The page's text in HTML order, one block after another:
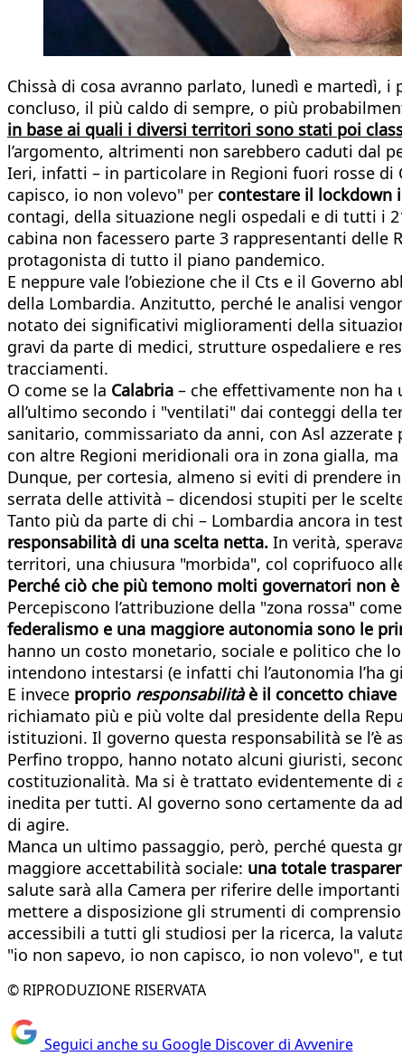
Chissà di cosa avranno parlato, lunedì e martedì,
concluso, il più caldo di sempre, o più
in base ai quali i diversi territori sono stati poi
l’argomento, altrimenti non sarebbero caduti dal
Ieri, infatti – in particolare in Regioni fuori rosse
capisco, io non volevo" per contestare il lockdown
contagi, della situazione negli ospedali e di tutti i
cabina non facessero parte 3 rappresentanti delle
protagonista di tutto il piano pandemico.
E neppure vale l’obiezione che il Cts e il
della Lombardia. Anzitutto, perché le analisi
notato dei significativi miglioramenti della
gravi da parte di medici, strutture ospedaliere e
tracciamenti.
O come se la Calabria – che effettivamente non
all’ultimo secondo i "ventilati" dai conteggi della
sanitario, commissariato da anni, con Asl
con altre Regioni meridionali ora in zona gialla,
Dunque, per cortesia, almeno si eviti di prendere
serrata delle attività – dicendosi stupiti per le
Tanto più da parte di chi – Lombardia ancora in
responsabilità di una scelta netta. In verità,
territori, una chiusura "morbida", col coprifuoco
Perché ciò che più temono molti governatori non
Percepiscono l’attribuzione della "zona rossa"
federalismo e una maggiore autonomia sono le
hanno un costo monetario, sociale e politico che
intendono intestarsi (e infatti chi l’autonomia l’ha
E invece proprio responsabilitàè il concetto
richiamato più e più volte dal presidente della
istituzioni. Il governo questa responsabilità se l’è
Perfino troppo, hanno notato alcuni giuristi,
costituzionalità. Ma si è trattato evidentemente di
inedita per tutti. Al governo sono certamente da
di agire.
Manca un ultimo passaggio, però, perché questa
maggiore accettabilità sociale: una totale
salute sarà alla Camera per riferire delle
mettere a disposizione gli strumenti di
accessibili a tutti gli studiosi per la ricerca, la
"io non sapevo, io non capisco, io non volevo", e
© RIPRODUZIONE RISERVATA
Seguici anche su Google Discover di Avvenire